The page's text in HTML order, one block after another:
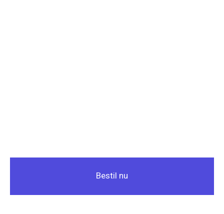
Bestil nu